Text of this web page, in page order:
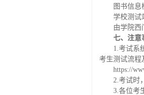
图书信息
学校测试
由学院西
七、注意
1.考试系
考生测试流程
https://
2.考试时
3.各位考